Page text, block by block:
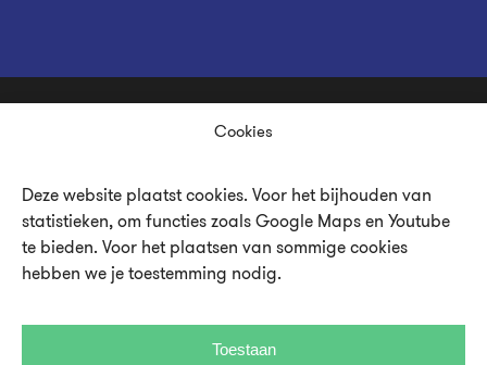
Cookies
Deze website plaatst cookies. Voor het bijhouden van
statistieken, om functies zoals Google Maps en Youtube
te bieden. Voor het plaatsen van sommige cookies
hebben we je toestemming nodig.
Toestaan
Over UMU